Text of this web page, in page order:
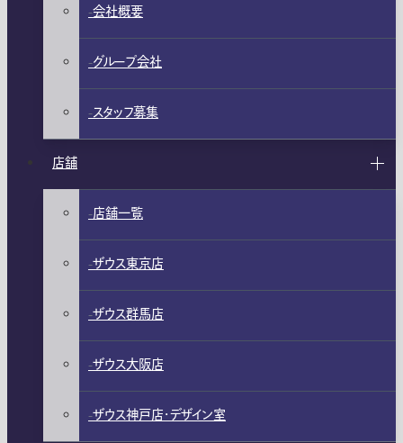
会社概要
グループ会社
スタッフ募集
店舗
店舗一覧
ザウス東京店
ザウス群馬店
ザウス大阪店
ザウス神戸店・デザイン室